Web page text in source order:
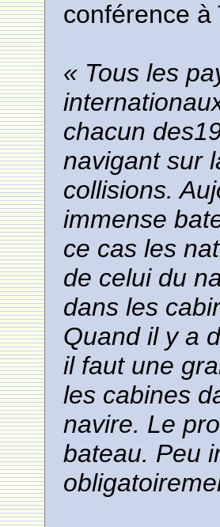
conférence à
« Tous les
chacun
navigant sur
collisions.
immense
ce cas les
de celui du
dans les
Quand il y a
il faut une
les cabines
navire. Le
bateau. Peu